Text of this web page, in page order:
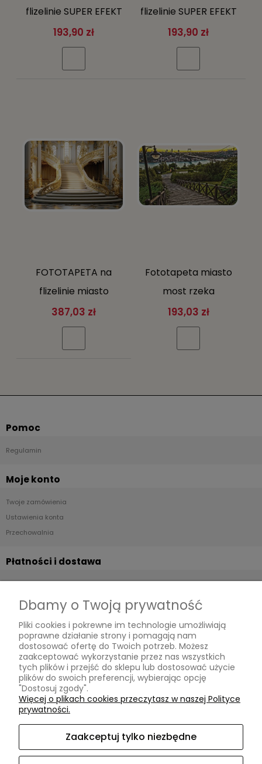
flizelinie SUPER EFEKT
3D sala kolumny +
klej gratis
193,90 zł
flizelinie SUPER EFEKT
3D sala kolumny +
klej gratis
193,90 zł
FOTOTAPETA na
flizelinie miasto
SUPER EFEKT 3D
schody +klej gratis
387,03 zł
Fototapeta miasto
most rzeka
fototapety
193,03 zł
Pomoc
Regulamin
Moje konto
Twoje zamówienia
Ustawienia konta
Przechowalnia
Płatności i dostawa
Formy płatności
Czas i koszty dostawy
Czas realizacji zamówienia
Informacje
Polityka prywatności
O nas
Kontakt i dane firmy
Dbamy o Twoją prywatność
Pliki cookies i pokrewne im technologie umożliwiają
poprawne działanie strony i pomagają nam
dostosować ofertę do Twoich potrzeb. Możesz
zaakceptować wykorzystanie przez nas wszystkich
tych plików i przejść do sklepu lub dostosować użycie
plików do swoich preferencji, wybierając opcję
"Dostosuj zgody".
Więcej o plikach cookies przeczytasz w naszej Polityce
prywatności.
Zaakceptuj tylko niezbędne